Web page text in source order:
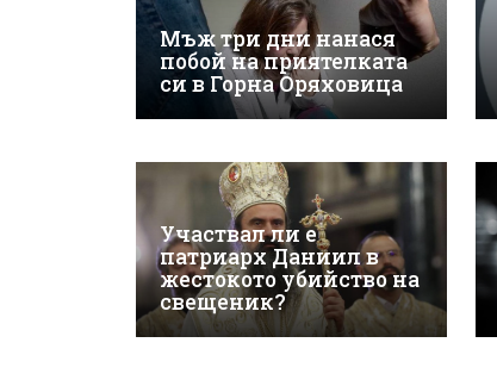
Мъж три дни нанася
побой на приятелката
си в Горна Оряховица
Участвал ли е
патриарх Даниил в
жестокото убийство на
свещеник?